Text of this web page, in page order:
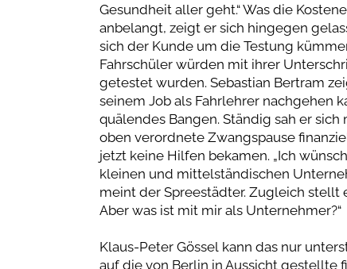
Gesundheit aller geht.“ Was die
anbelangt, zeigt er sich hingegen
sich der Kunde um die Testung
Fahrschüler würden mit ihrer
getestet wurden. Sebastian Bertram
seinem Job als Fahrlehrer nachgehen
quälendes Bangen. Ständig sah er
oben verordnete Zwangspause
jetzt keine Hilfen bekamen. „Ich
kleinen und mittelständischen
meint der Spreestädter. Zugleich stellt
Aber was ist mit mir als Unternehmer?“
Klaus-Peter Gössel kann das nur
auf die von Berlin in Aussicht gestellte